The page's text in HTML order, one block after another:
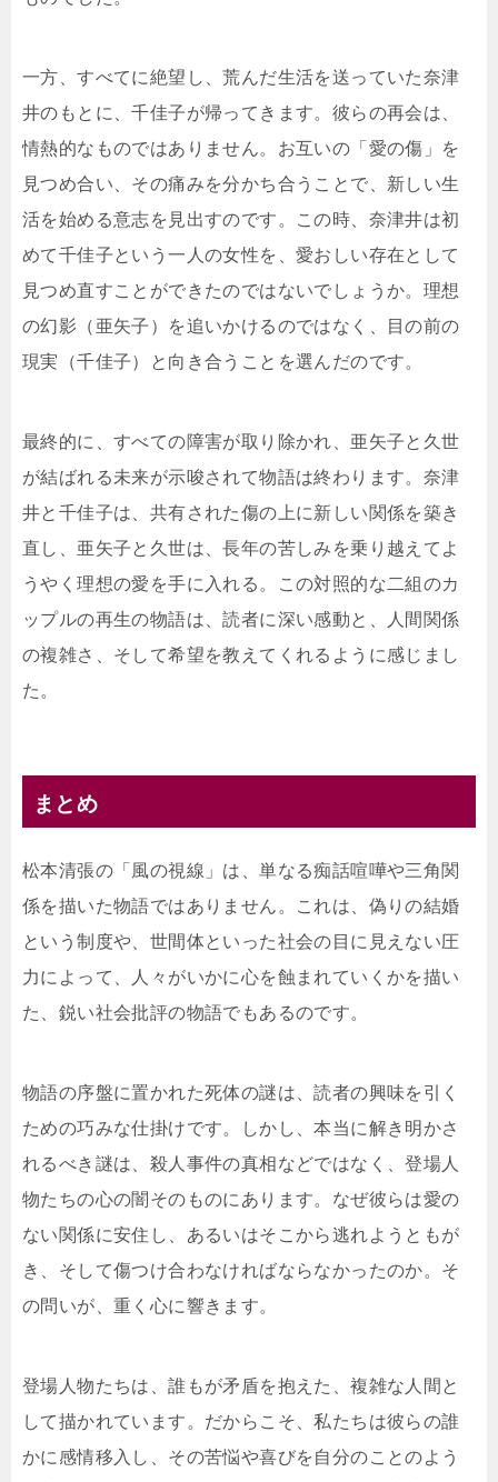
一方、すべてに絶望し、荒んだ生活を送っていた奈津
井のもとに、千佳子が帰ってきます。彼らの再会は、
情熱的なものではありません。お互いの「愛の傷」を
見つめ合い、その痛みを分かち合うことで、新しい生
活を始める意志を見出すのです。この時、奈津井は初
めて千佳子という一人の女性を、愛おしい存在として
見つめ直すことができたのではないでしょうか。理想
の幻影（亜矢子）を追いかけるのではなく、目の前の
現実（千佳子）と向き合うことを選んだのです。
最終的に、すべての障害が取り除かれ、亜矢子と久世
が結ばれる未来が示唆されて物語は終わります。奈津
井と千佳子は、共有された傷の上に新しい関係を築き
直し、亜矢子と久世は、長年の苦しみを乗り越えてよ
うやく理想の愛を手に入れる。この対照的な二組のカ
ップルの再生の物語は、読者に深い感動と、人間関係
の複雑さ、そして希望を教えてくれるように感じまし
た。
まとめ
松本清張の「風の視線」は、単なる痴話喧嘩や三角関
係を描いた物語ではありません。これは、偽りの結婚
という制度や、世間体といった社会の目に見えない圧
力によって、人々がいかに心を蝕まれていくかを描い
た、鋭い社会批評の物語でもあるのです。
物語の序盤に置かれた死体の謎は、読者の興味を引く
ための巧みな仕掛けです。しかし、本当に解き明かさ
れるべき謎は、殺人事件の真相などではなく、登場人
物たちの心の闇そのものにあります。なぜ彼らは愛の
ない関係に安住し、あるいはそこから逃れようともが
き、そして傷つけ合わなければならなかったのか。そ
の問いが、重く心に響きます。
登場人物たちは、誰もが矛盾を抱えた、複雑な人間と
して描かれています。だからこそ、私たちは彼らの誰
かに感情移入し、その苦悩や喜びを自分のことのよう